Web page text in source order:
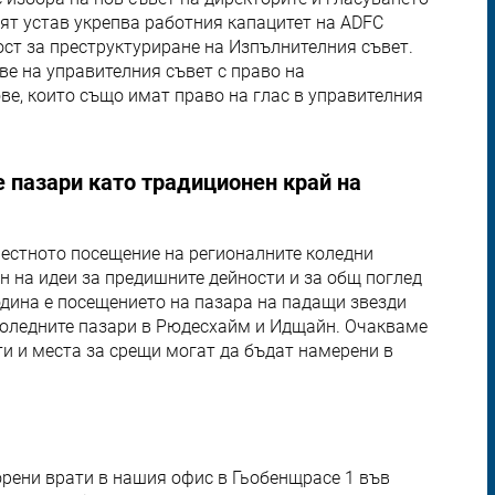
устав укрепва работния капацитет на ADFC
за преструктуриране на Изпълнителния съвет.
на управителния съвет с право на
които също имат право на глас в управителния
като традиционен край на
посещение на регионалните коледни
на идеи за предишните дейности и за общ поглед
е посещението на пазара на падащи звезди
пазари в Рюдесхайм и Идщайн. Очакваме
и места за срещи могат да бъдат намерени в
врати в нашия офис в Гьобенщрасе 1 във